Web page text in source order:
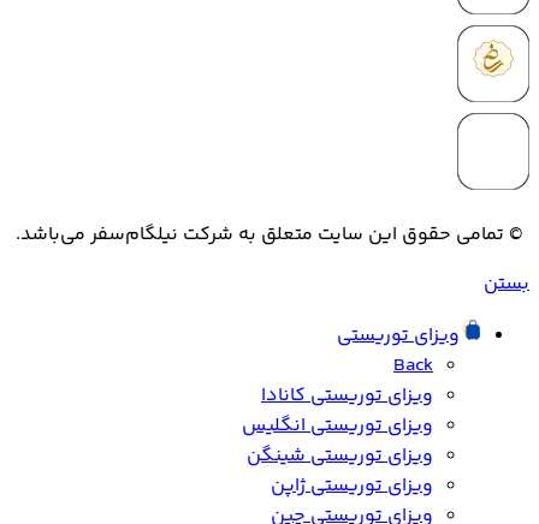
© تمامی حقوق این سایت متعلق به شرکت نیلگام‌سفر می‌باشد.
بستن
ویزای توریستی
Back
ویزای توریستی کانادا
ویزای توریستی انگلیس
ویزای توریستی شینگن
ویزای توریستی ژاپن
ویزای توریستی چین